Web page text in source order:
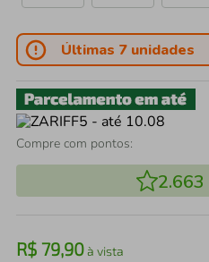
Últimas 7 unidades
Compre com pontos:
2.663
R$ 79,90à vista